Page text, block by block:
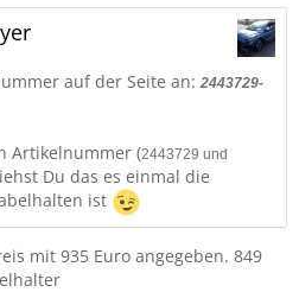
auf der Seite an: 2443729-
Artikelnummer (2443729 und
Du das es einmal die
ist
mit 935 Euro angegeben. 849